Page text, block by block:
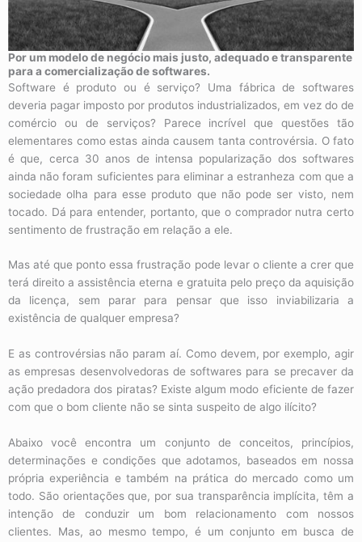
Por um modelo de negócio mais justo, adequado e transparente
para a comercialização de softwares.
Software é produto ou é serviço? Uma fábrica de softwares
deveria pagar imposto por produtos industrializados, em vez do de
comércio ou de serviços? Parece incrível que questões tão
elementares como estas ainda causem tanta controvérsia. O fato
é que, cerca 30 anos de intensa popularização dos softwares
ainda não foram suficientes para eliminar a estranheza com que a
sociedade olha para esse produto que não pode ser visto, nem
tocado. Dá para entender, portanto, que o comprador nutra certo
sentimento de frustração em relação a ele.
Mas até que ponto essa frustração pode levar o cliente a crer que
terá direito a assistência eterna e gratuita pelo preço da aquisição
da licença, sem parar para pensar que isso inviabilizaria a
existência de qualquer empresa?
E as controvérsias não param aí. Como devem, por exemplo, agir
as empresas desenvolvedoras de softwares para se precaver da
ação predadora dos piratas? Existe algum modo eficiente de fazer
com que o bom cliente não se sinta suspeito de algo ilícito?
Abaixo você encontra um conjunto de conceitos, princípios,
determinações e condições que adotamos, baseados em nossa
própria experiência e também na prática do mercado como um
todo. São orientações que, por sua transparência implícita, têm a
intenção de conduzir um bom relacionamento com nossos
clientes. Mas, ao mesmo tempo, é um conjunto em busca de